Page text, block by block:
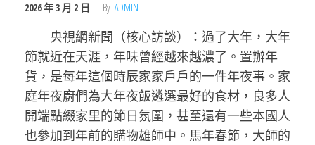
2026 年 3 月 2 日 By ADMIN
央視網新聞（核心訪談）：過了大年，大年
節就近在天涯，年味曾經越來越濃了。置辦年
貨，是每年這個時辰家家戶戶的一件年夜事。家
庭年夜廚們為大年夜飯遴選最好的食材，良多人
開端點綴家里的節日氛圍，甚至還有一些本國人
也參加到年前的購物雄師中。馬年春節，大師的